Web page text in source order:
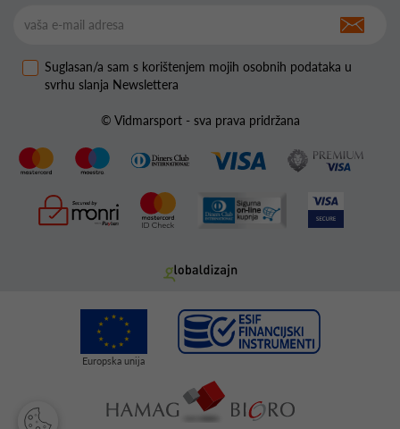
Suglasan/a sam s korištenjem mojih osobnih podataka u
svrhu slanja Newslettera
© Vidmarsport - sva prava pridržana